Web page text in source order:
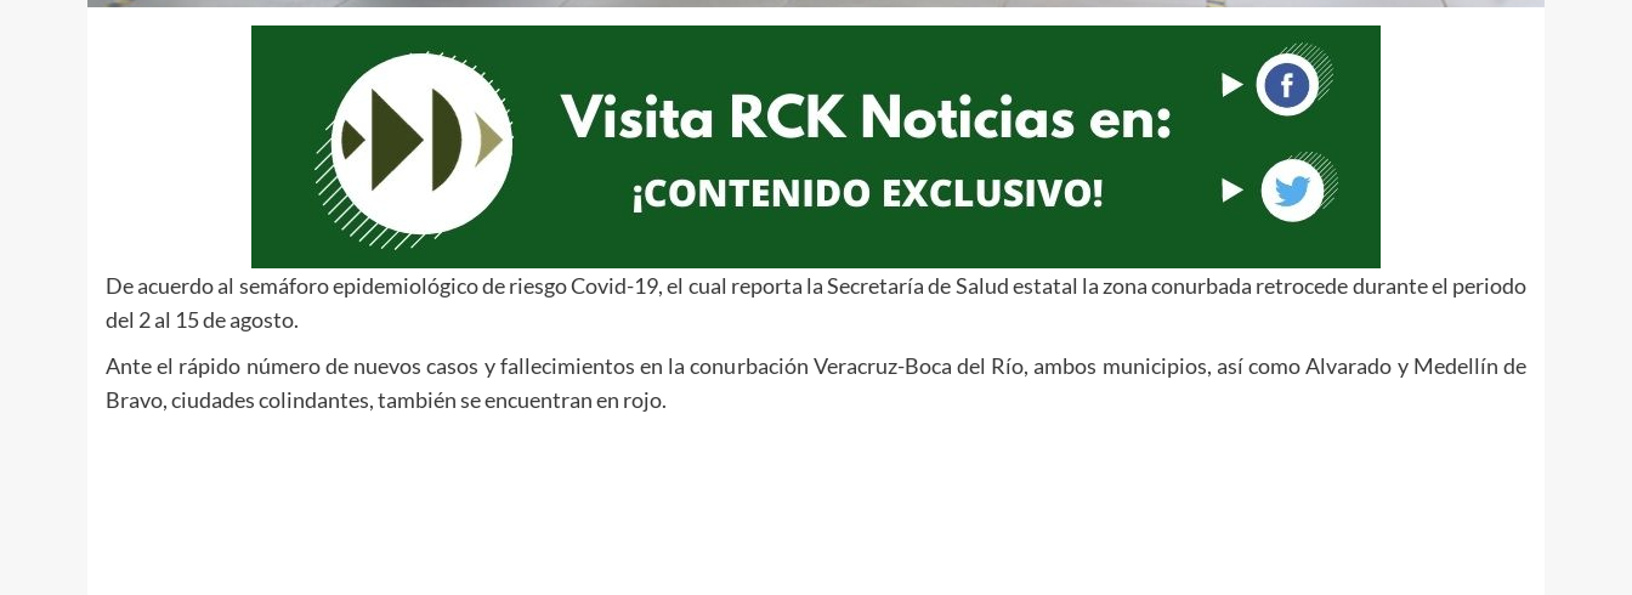
De acuerdo al semáforo epidemiológico de riesgo Covid-19, el cual reporta la Secretaría de Salud estatal la zona conurbada retrocede durante el periodo
del 2 al 15 de agosto.
Ante el rápido número de nuevos casos y fallecimientos en la conurbación Veracruz-Boca del Río, ambos municipios, así como Alvarado y Medellín de
Bravo, ciudades colindantes, también se encuentran en rojo.